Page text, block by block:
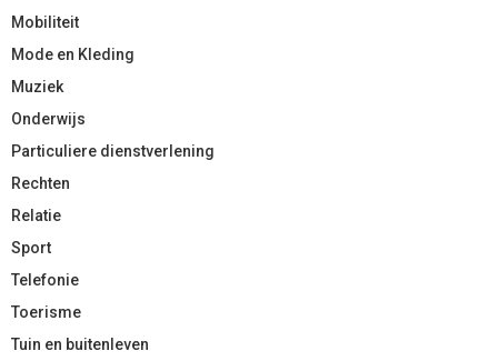
Mobiliteit
Mode en Kleding
Muziek
Onderwijs
Particuliere dienstverlening
Rechten
Relatie
Sport
Telefonie
Toerisme
Tuin en buitenleven